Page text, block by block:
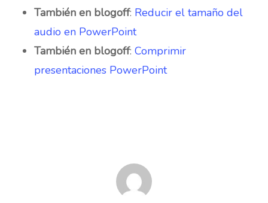
También en blogoff: Reducir el tamaño del
audio en PowerPoint
También en blogoff: Comprimir
presentaciones PowerPoint